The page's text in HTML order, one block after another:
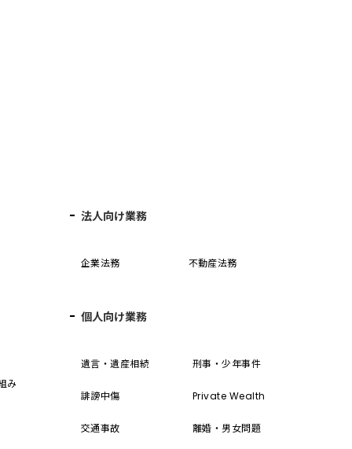
み
法人向け業務
企業法務 不動産法務
個人向け業務
遺言・遺産相続 刑事・少年事件
誹謗中傷 Private Wealth
交通事故 離婚・男女問題